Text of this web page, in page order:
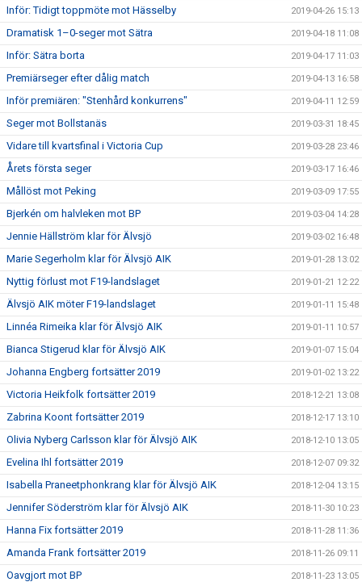
Inför: Tidigt toppmöte mot Hässelby 2019-04-26 15:13
Dramatisk 1–0-seger mot Sätra 2019-04-18 11:08
Inför: Sätra borta 2019-04-17 11:03
Premiärseger efter dålig match 2019-04-13 16:58
Inför premiären: "Stenhård konkurrens" 2019-04-11 12:59
Seger mot Bollstanäs 2019-03-31 18:45
Vidare till kvartsfinal i Victoria Cup 2019-03-28 23:46
Årets första seger 2019-03-17 16:46
Mållöst mot Peking 2019-03-09 17:55
Bjerkén om halvleken mot BP 2019-03-04 14:28
Jennie Hällström klar för Älvsjö 2019-03-02 16:48
Marie Segerholm klar för Älvsjö AIK 2019-01-28 13:02
Nyttig förlust mot F19-landslaget 2019-01-21 12:22
Älvsjö AIK möter F19-landslaget 2019-01-11 15:48
Linnéa Rimeika klar för Älvsjö AIK 2019-01-11 10:57
Bianca Stigerud klar för Älvsjö AIK 2019-01-07 15:04
Johanna Engberg fortsätter 2019 2019-01-02 13:22
Victoria Heikfolk fortsätter 2019 2018-12-21 13:08
Zabrina Koont fortsätter 2019 2018-12-17 13:10
Olivia Nyberg Carlsson klar för Älvsjö AIK 2018-12-10 13:05
Evelina Ihl fortsätter 2019 2018-12-07 09:32
Isabella Praneetphonkrang klar för Älvsjö AIK 2018-12-04 13:15
Jennifer Söderström klar för Älvsjö AIK 2018-11-30 10:23
Hanna Fix fortsätter 2019 2018-11-28 11:36
Amanda Frank fortsätter 2019 2018-11-26 09:11
Oavgjort mot BP 2018-11-23 13:05